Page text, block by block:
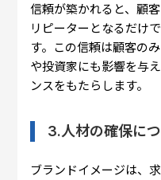
信頼が築かれると、顧
リピーターとなるだけ
す。この信頼は顧客の
や投資家にも影響を与
ンスをもたらします。
3.人材の確保に
ブランドイメージは、